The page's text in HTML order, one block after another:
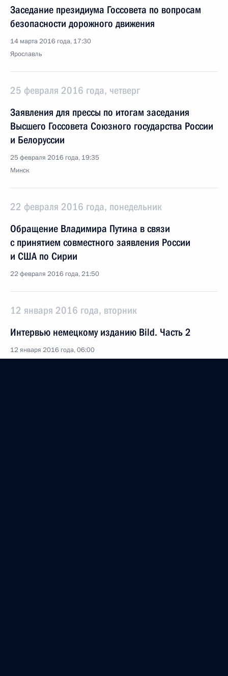
Заседание президиума Госсовета по вопросам
безопасности дорожного движения
14 марта 2016 года, 17:30
Ярославль
25 февраля 2016 года, четверг
Заявления для прессы по итогам заседания
Высшего Госсовета Союзного государства России
и Белоруссии
25 февраля 2016 года, 19:35
Минск
22 февраля 2016 года, понедельник
Обращение Владимира Путина в связи
с принятием совместного заявления России
и США по Сирии
22 февраля 2016 года, 21:50
12 января 2016 года, вторник
Интервью немецкому изданию Bild. Часть 2
12 января 2016 года, 06:00